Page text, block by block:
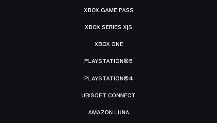
XBOX GAME PASS
XBOX SERIES X|S
XBOX ONE
PLAYSTATION®5
PLAYSTATION®4
UBISOFT CONNECT
AMAZON LUNA